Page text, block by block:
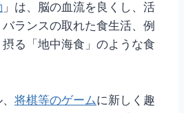
」は、脳の血流を良くし、活
ランスの取れた食生活、例
る「地中海食」のような食
将棋等のゲームに新しく趣